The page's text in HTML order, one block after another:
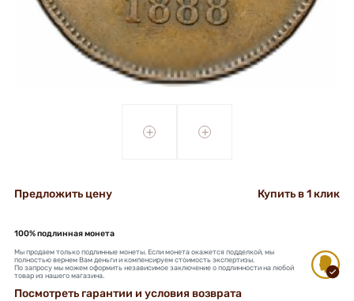
+ +
Предложить цену Купить в 1 клик
100% подлинная монета
Мы продаем только подлинные монеты. Если монета окажется подделкой, мы
полностью вернем Вам деньги и компенсируем стоимость экспертизы.
По запросу мы можем оформить независимое заключение о подлинности на любой
товар из нашего магазина.
Посмотреть гарантии и условия возврата